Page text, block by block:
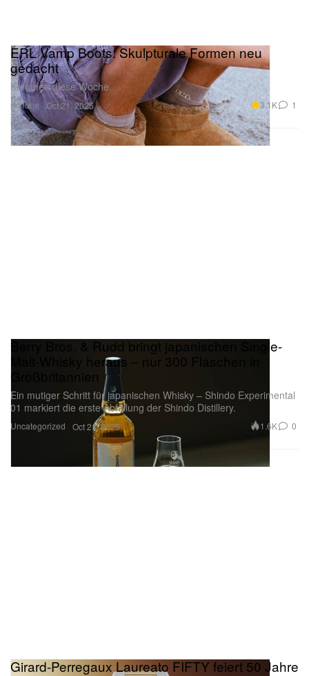
Schuhe
ERL Vamp Boots: Skulpturale Formen neu
gedacht
Kommen diese Woche.
Oct 21, 2025 3.1K 1
Uncategorized
Berry Bros. & Rudd bringt japanischen Single-
Malt-Whisky heraus – nur 300 Flaschen in
Großbritannien
Ein mutiger Schritt für japanischen Whisky – Shindo Experimental
01 markiert die erste Abfüllung der Shindo Distillery.
Oct 21, 2025 1.6K 0
Girard-Perregaux Laureato FIFTY feiert 50 Jahre